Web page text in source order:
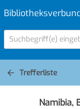
Suchbegriff(e)
Trefferliste
Namibia,